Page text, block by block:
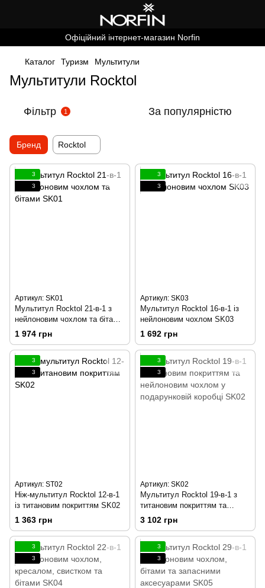
Офіційний інтернет-магазин Norfin
Каталог Туризм Мультитули
Мультитули Rocktol
Фільтр 1 За популярністю
Бренд Rocktol
3
3
Артикул: SK01
Мультитул Rocktol 21-в-1 з
нейлоновим чохлом та бітами
SK01
1 974 грн
3
3
Артикул: SK03
Мультитул Rocktol 16-в-1 із
нейлоновим чохлом SK03
1 692 грн
3
3
Артикул: ST02
Ніж-мультитул Rocktol 12-в-1
із титановим покриттям SK02
1 363 грн
3
3
Артикул: SK02
Мультитул Rocktol 19-в-1 з
титановим покриттям та
нейлоновим чохлом у
подарунковій коробці SK02
3 102 грн
3
3
3
3